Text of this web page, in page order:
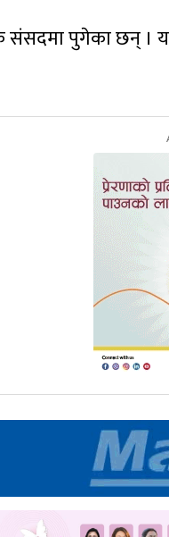
संसदमा पुगेका छन् ।